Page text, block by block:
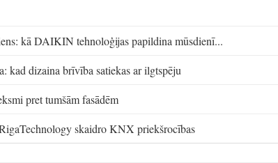
kā DAIKIN tehnoloģijas papildina mūsdienī...
kad dizaina brīvība satiekas ar ilgtspēju
pret tumšām fasādēm
skaidro KNX priekšrocības